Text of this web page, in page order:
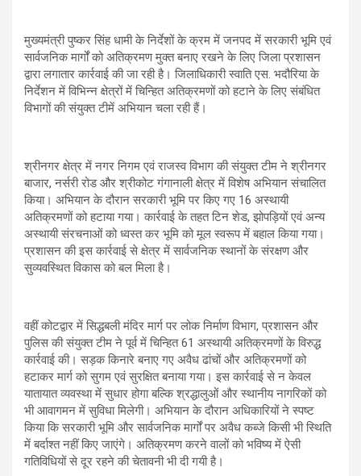
s
A
p
b
o
o
er
ail
n
g
er
e
gr
a
m
मुख्यमंत्री पुष्कर सिंह धामी के निर्देशों के क्रम में जनपद में सरकारी भूमि एवं
सार्वजनिक मार्गों को अतिक्रमण मुक्त बनाए रखने के लिए जिला प्रशासन
द्वारा लगातार कार्रवाई की जा रही है। जिलाधिकारी स्वाति एस. भदौरिया के
निर्देशन में विभिन्न क्षेत्रों में चिन्हित अतिक्रमणों को हटाने के लिए संबंधित
विभागों की संयुक्त टीमें अभियान चला रही हैं।
श्रीनगर क्षेत्र में नगर निगम एवं राजस्व विभाग की संयुक्त टीम ने श्रीनगर
बाजार, नर्सरी रोड और श्रीकोट गंगानाली क्षेत्र में विशेष अभियान संचालित
किया। अभियान के दौरान सरकारी भूमि पर किए गए 16 अस्थायी
अतिक्रमणों को हटाया गया। कार्रवाई के तहत टिन शेड, झोपड़ियों एवं अन्य
अस्थायी संरचनाओं को ध्वस्त कर भूमि को मूल स्वरूप में बहाल किया गया।
प्रशासन की इस कार्रवाई से क्षेत्र में सार्वजनिक स्थानों के संरक्षण और
सुव्यवस्थित विकास को बल मिला है।
वहीं कोटद्वार में सिद्धबली मंदिर मार्ग पर लोक निर्माण विभाग, प्रशासन और
पुलिस की संयुक्त टीम ने पूर्व में चिन्हित 61 अस्थायी अतिक्रमणों के विरुद्ध
कार्रवाई की। सड़क किनारे बनाए गए अवैध ढांचों और अतिक्रमणों को
हटाकर मार्ग को सुगम एवं सुरक्षित बनाया गया। इस कार्रवाई से न केवल
यातायात व्यवस्था में सुधार होगा बल्कि श्रद्धालुओं और स्थानीय नागरिकों को
भी आवागमन में सुविधा मिलेगी। अभियान के दौरान अधिकारियों ने स्पष्ट
किया कि सरकारी भूमि और सार्वजनिक मार्गों पर अवैध कब्जे किसी भी स्थिति
में बर्दाश्त नहीं किए जाएंगे। अतिक्रमण करने वालों को भविष्य में ऐसी
गतिविधियों से दूर रहने की चेतावनी भी दी गयी है।